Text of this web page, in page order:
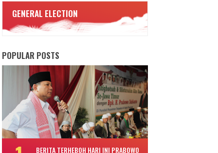
GENERAL ELECTION
POPULAR POSTS
BERITA TERHEBOH HARI INI PRABOWO